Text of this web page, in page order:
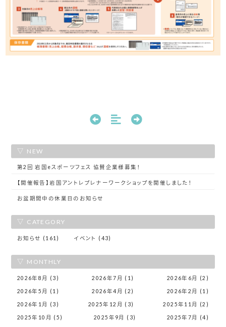
NEW
第2回 岩国eスポーツフェス 協賛企業様募集！
【開催報告】岩国アントレプレナーワークショップを開催しました！
お盆期間中の休業日のお知らせ
CATEGORY
お知らせ (161) イベント (43)
MONTHLY
2026年8月 (3) 2026年7月 (1) 2026年6月 (2)
2026年5月 (1) 2026年4月 (2) 2026年2月 (1)
2026年1月 (3) 2025年12月 (3) 2025年11月 (2)
2025年10月 (5) 2025年9月 (3) 2025年7月 (4)